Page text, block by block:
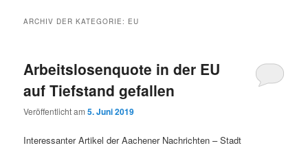
ARCHIV DER KATEGORIE: EU
Arbeitslosenquote in der EU
auf Tiefstand gefallen
Veröffentlicht am5. Juni 2019
Interessanter Artikel der Aachener Nachrichten – Stadt